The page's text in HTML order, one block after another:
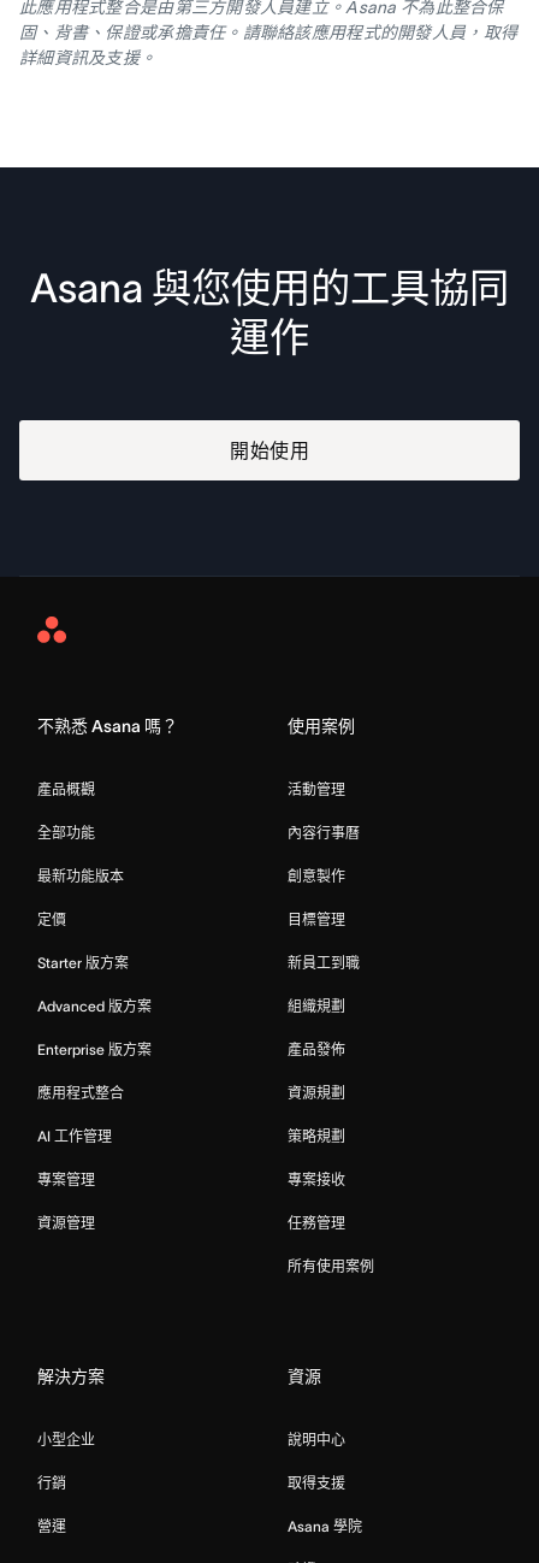
此應用程式整合是由第三方開發人員建立。Asana 不為此整合保
固、背書、保證或承擔責任。請聯絡該應用程式的開發人員，取得
詳細資訊及支援。
Asana 與您使用的工具協同
運作
開始使用
Asana
不熟悉 Asana 嗎？
產品概觀
全部功能
最新功能版本
定價
Starter 版方案
Advanced 版方案
Enterprise 版方案
應用程式整合
AI 工作管理
專案管理
資源管理
使用案例
活動管理
內容行事曆
創意製作
目標管理
新員工到職
組織規劃
產品發佈
資源規劃
策略規劃
專案接收
任務管理
所有使用案例
解決方案
小型企业
行銷
營運
資源
說明中心
取得支援
Asana 學院